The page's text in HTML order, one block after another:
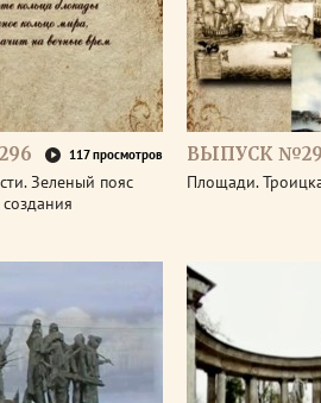
117 просмотров
Зеленый пояс
ВЫПУСК
Площади.